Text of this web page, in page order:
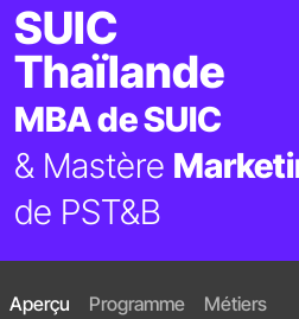
SUIC
Thaïlande
MBA de SUIC
& Mastère
de PST&B
Aperçu Programme Métiers